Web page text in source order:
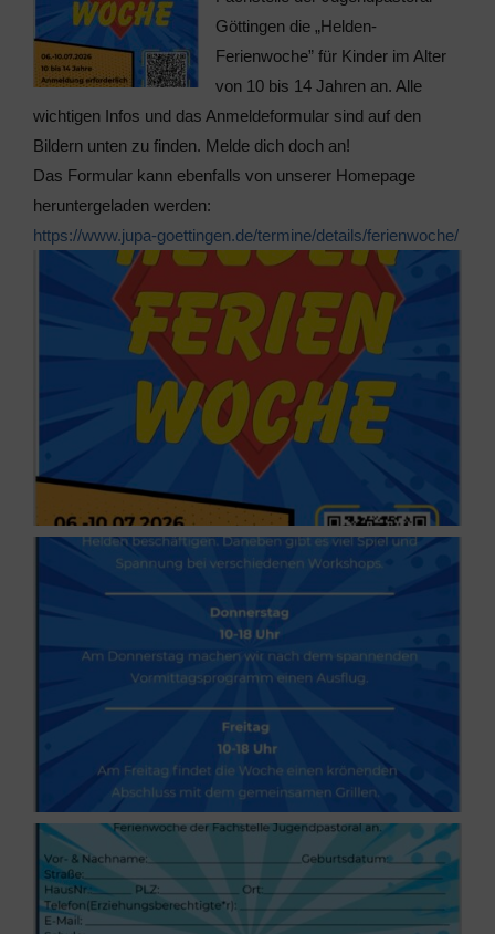
Göttingen die „Helden-
Ferienwoche” für Kinder im Alter
von 10 bis 14 Jahren an. Alle
wichtigen Infos und das Anmeldeformular sind auf den
Bildern unten zu finden. Melde dich doch an!
Das Formular kann ebenfalls von unserer Homepage
heruntergeladen werden:
https://www.jupa-goettingen.de/termine/details/ferienwoche/